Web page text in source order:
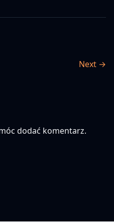
Next →
dodać komentarz.